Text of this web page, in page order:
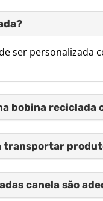
ser
bobina reciclada
transportar
canela são